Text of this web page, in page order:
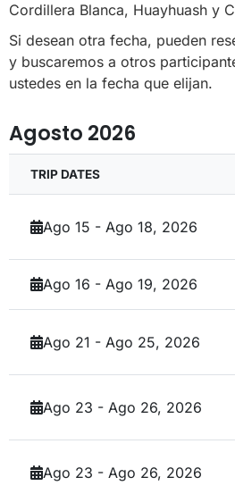
Cordillera Blanca, Huayhuash y
Si desean otra fecha, pueden
y buscaremos a otros
ustedes en la fecha que elijan.
Agosto 2026
TRIP DATES
Ago 15 - Ago 18, 2026
Ago 16 - Ago 19, 2026
Ago 21 - Ago 25, 2026
Ago 23 - Ago 26, 2026
Ago 23 - Ago 26, 2026